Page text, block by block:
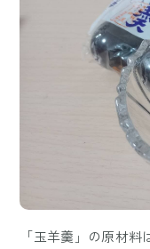
「玉羊羹」の原材